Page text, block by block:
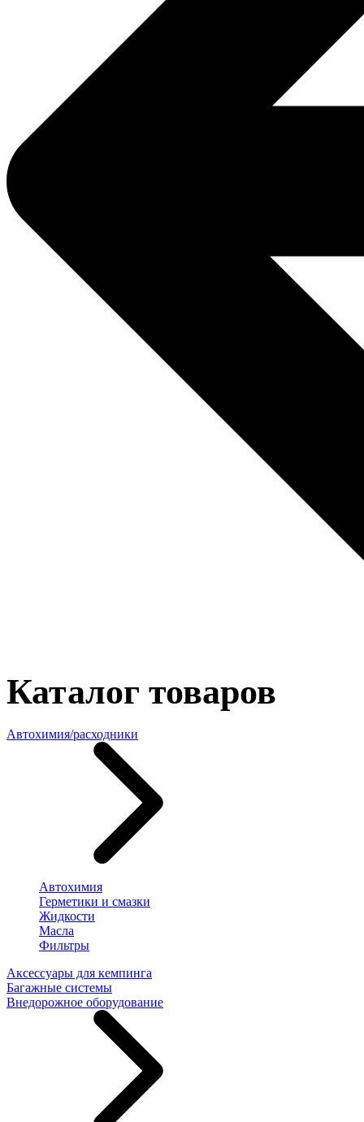
Каталог товаров
Автохимия/расходники
Автохимия
Герметики и смазки
Жидкости
Масла
Фильтры
Аксессуары для кемпинга
Багажные системы
Внедорожное оборудование